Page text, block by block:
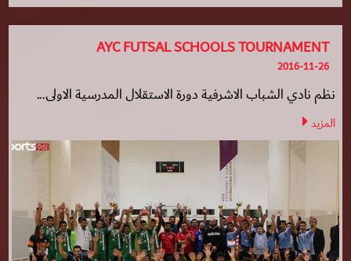
AYC FUTSAL SCHOOLS TOURNAMENT
2016-11-26
نظم نادي الشباب الاشرفية دورة الاستقلال المدرسية الاولى...
المزيد